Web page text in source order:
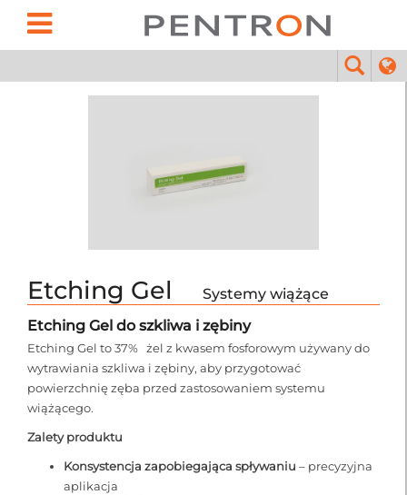
Etching Gel
Systemy wiążące
Etching Gel do szkliwa i zębiny
Etching Gel to 37% żel z kwasem fosforowym używany do
wytrawiania szkliwa i zębiny, aby przygotować
powierzchnię zęba przed zastosowaniem systemu
wiążącego.
Zalety produktu
Konsystencja zapobiegająca spływaniu – precyzyjna
aplikacja